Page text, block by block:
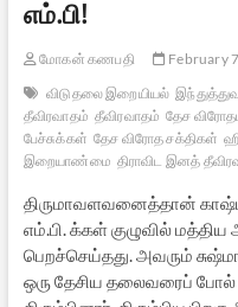
எம்.பி!
மோகன் கணபதி
February
விடுதலை இறையியல்
தீவிரவாதம் தீவிரவாதம் தேச
பேச்சுக்கள் தேச விரோத சக்திகள்
இறையாண்மை திராவிட இனத்
திருமாவளவனைத்தான்
எம்.பி. க்கள் குழுவில் மத்திய
பெறச்செய்தது. அவரும்
ஒரு தேசிய தலைவரைப்